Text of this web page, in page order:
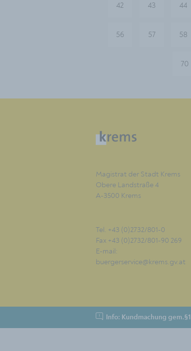
42 43 44
56 57 58
70
Magistrat der Stadt Krems
Obere Landstraße 4
A-3500 Krems
Tel. +43 (0)2732/801-0
Fax +43 (0)2732/801-90 269
E-mail:
buergerservice@krems.gv.at
Info: Kundmachung